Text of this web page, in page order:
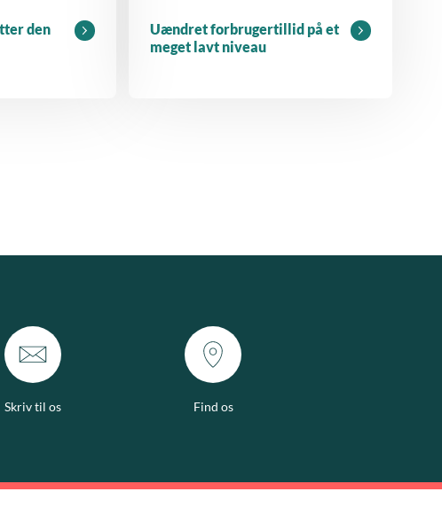
den
Uændret forbrugertillid på et
meget lavt niveau
Skriv til os Find os